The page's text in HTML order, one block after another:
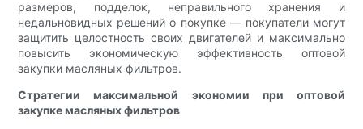
размеров, подделок, неправильного хранения и
недальновидных решений о покупке — покупатели могут
защитить целостность своих двигателей и максимально
повысить экономическую эффективность оптовой
закупки масляных фильтров.
Стратегии максимальной экономии при оптовой
закупке масляных фильтров